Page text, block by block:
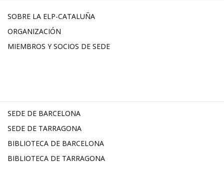
SOBRE LA ELP-CATALUÑA
ORGANIZACIÓN
MIEMBROS Y SOCIOS DE SEDE
SEDE DE BARCELONA
SEDE DE TARRAGONA
BIBLIOTECA DE BARCELONA
BIBLIOTECA DE TARRAGONA